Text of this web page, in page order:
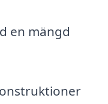
en mängd